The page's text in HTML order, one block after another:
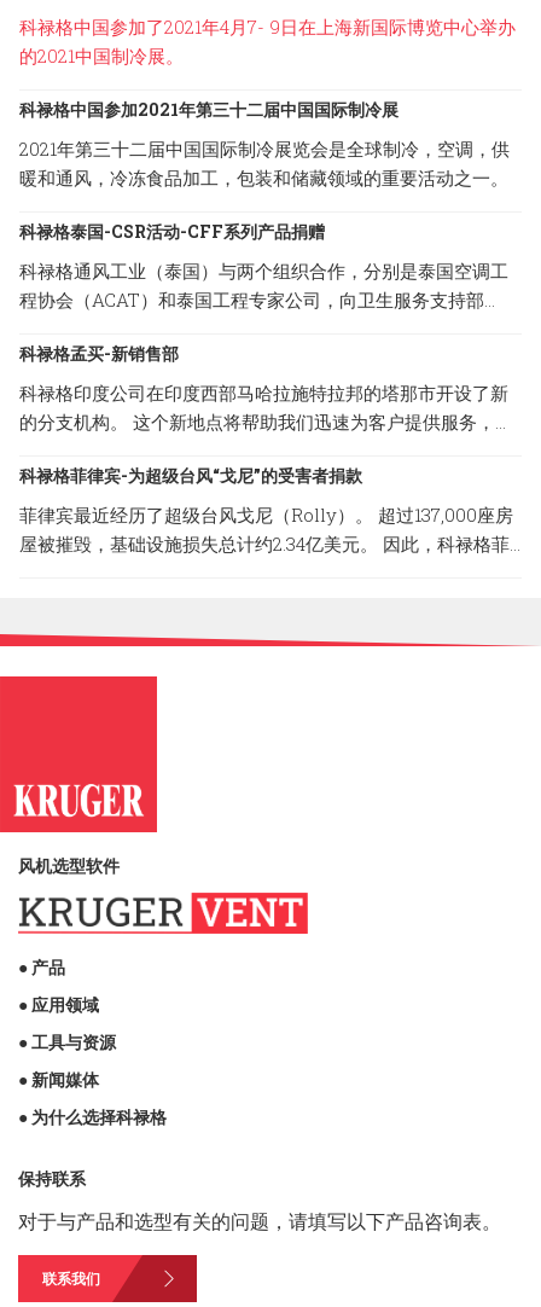
科禄格中国参加了2021年4月7- 9日在上海新国际博览中心举办
的2021中国制冷展。
科禄格中国参加2021年第三十二届中国国际制冷展
2021年第三十二届中国国际制冷展览会是全球制冷，空调，供
暖和通风，冷冻食品加工，包装和储藏领域的重要活动之一。
科禄格泰国-CSR活动-CFF系列产品捐赠
科禄格通风工业（泰国）与两个组织合作，分别是泰国空调工
程协会（ACAT）和泰国工程专家公司，向卫生服务支持部
位。 HSS将把我们的通气产品分发给处于危险区域的当地医
院，以防止COVID-19通过空调系统在医疗团队和患者中传播。
CFF系列是科禄格公司提供的经过过滤的送风系统，为专门过
可达 99.99%。
科禄格孟买-新销售部
科禄格印度公司在印度西部马哈拉施特拉邦的塔那市开设了新
的分支机构。 这个新地点将帮助我们迅速为客户提供服务，并
308, Lodha Supremus II, Road No.22, Wagle Estate,Thane
(W) -400 604, Maharashtra, India
科禄格菲律宾-为超级台风“戈尼”的受害者捐款
菲律宾最近经历了超级台风戈尼（Rolly）。 超过137,000座房
屋被摧毁，基础设施损失总计约2.34亿美元。 因此，科禄格菲
助这场灾难的受害者。
风机选型软件
● 产品
● 应用领域
● 工具与资源
● 新闻媒体
● 为什么选择科禄格
保持联系
对于与产品和选型有关的问题，请填写以下产品咨询表。
联系我们